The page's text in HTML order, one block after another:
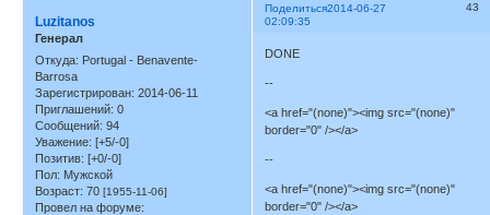
Поделиться 43
2014-06-27
02:09:35
Luzitanos
Генерал
Откуда: Portugal - Benavente-
Barrosa
Зарегистрирован: 2014-06-11
Приглашений: 0
Сообщений: 94
Уважение: [+5/-0]
Позитив: [+0/-0]
Пол: Мужской
Возраст: 70 [1955-11-06]
Провел на форуме:
DONE
--
<a href="(none)"><img src="(none)"
border="0" /></a>
--
<a href="(none)"><img src="(none)"
border="0" /></a>